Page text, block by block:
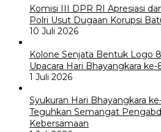
Komisi III DPR RI Apresiasi
Polri Usut Dugaan Korupsi
10 Juli 2026
Kolone Senjata Bentuk Logo
Upacara Hari Bhayangkara ke-
1 Juli 2026
Syukuran Hari Bhayangkara
Teguhkan Semangat
Kebersamaan